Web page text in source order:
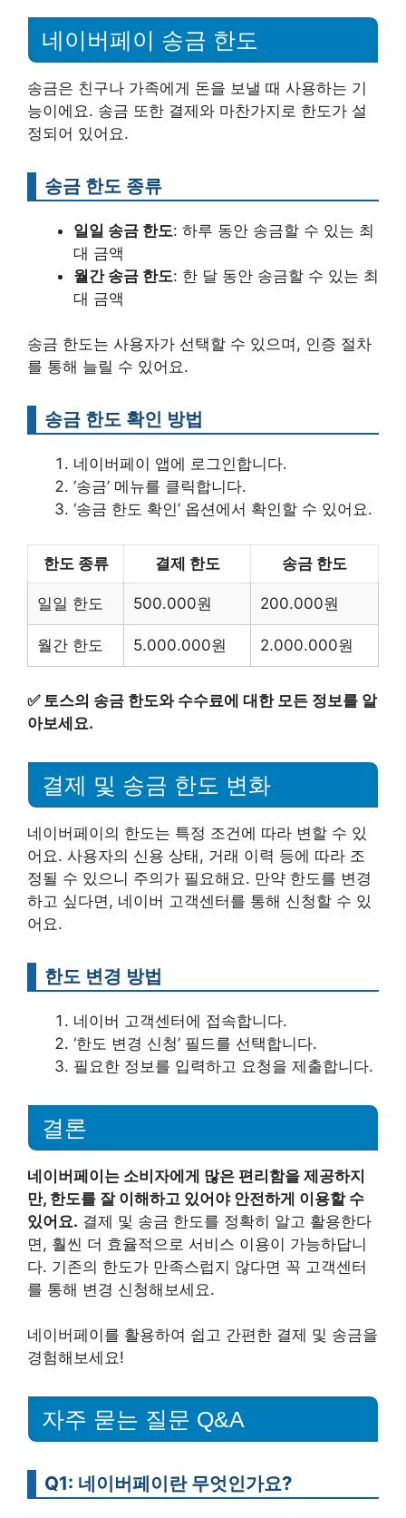
네이버페이 송금 한도
송금은 친구나 가족에게 돈을 보낼 때 사용하는 기
능이에요. 송금 또한 결제와 마찬가지로 한도가 설
정되어 있어요.
송금 한도 종류
일일 송금 한도: 하루 동안 송금할 수 있는 최
대 금액
월간 송금 한도: 한 달 동안 송금할 수 있는 최
대 금액
송금 한도는 사용자가 선택할 수 있으며, 인증 절차
를 통해 늘릴 수 있어요.
송금 한도 확인 방법
네이버페이 앱에 로그인합니다.
‘송금’ 메뉴를 클릭합니다.
‘송금 한도 확인’ 옵션에서 확인할 수 있어요.
한도 종류 결제 한도 송금 한도
일일 한도 500.000원 200.000원
월간 한도 5.000.000원 2.000.000원
✅ 토스의 송금 한도와 수수료에 대한 모든 정보를 알
아보세요.
결제 및 송금 한도 변화
네이버페이의 한도는 특정 조건에 따라 변할 수 있
어요. 사용자의 신용 상태, 거래 이력 등에 따라 조
정될 수 있으니 주의가 필요해요. 만약 한도를 변경
하고 싶다면, 네이버 고객센터를 통해 신청할 수 있
어요.
한도 변경 방법
네이버 고객센터에 접속합니다.
‘한도 변경 신청’ 필드를 선택합니다.
필요한 정보를 입력하고 요청을 제출합니다.
결론
네이버페이는 소비자에게 많은 편리함을 제공하지
만, 한도를 잘 이해하고 있어야 안전하게 이용할 수
있어요. 결제 및 송금 한도를 정확히 알고 활용한다
면, 훨씬 더 효율적으로 서비스 이용이 가능하답니
다. 기존의 한도가 만족스럽지 않다면 꼭 고객센터
를 통해 변경 신청해보세요.
네이버페이를 활용하여 쉽고 간편한 결제 및 송금을
경험해보세요!
자주 묻는 질문 Q&A
Q1: 네이버페이란 무엇인가요?